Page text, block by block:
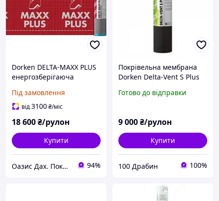
Dorken DELTA-MAXX PLUS
енергозберігаюча
дифузійна мембрана
Німеччина
Під замовлення
від3100₴/міс
18 600₴/рулон
Купити
Оазис Дах. Покрівля з міді, титан-цинку, алюмінію, кераміки. 94%
Покрівельна мембрана
Dorken Delta-Vent S Plus
Готово до відправки
9 000₴/рулон
Купити
100 Драбин 100%